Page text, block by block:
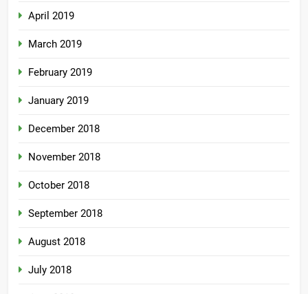
April 2019
March 2019
February 2019
January 2019
December 2018
November 2018
October 2018
September 2018
August 2018
July 2018